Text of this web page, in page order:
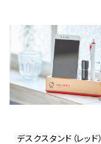
デスクスタンド（レッド）